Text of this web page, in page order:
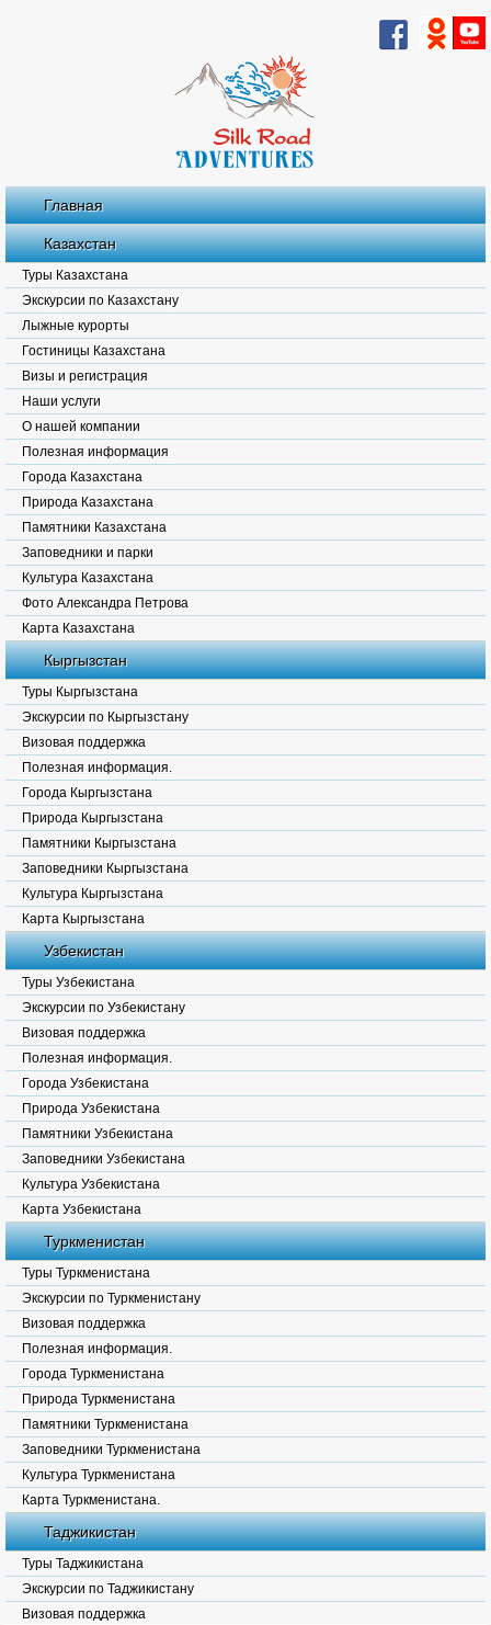
Главная
Казахстан
Туры Казахстана
Экскурсии по Казахстану
Лыжные курорты
Гостиницы Казахстана
Визы и регистрация
Наши услуги
О нашей компании
Полезная информация
Города Казахстана
Природа Казахстана
Памятники Казахстана
Заповедники и парки
Культура Казахстана
Фото Александра Петрова
Карта Казахстана
Кыргызстан
Туры Кыргызстана
Экскурсии по Кыргызстану
Визовая поддержка
Полезная информация.
Города Кыргызстана
Природа Кыргызстана
Памятники Кыргызстана
Заповедники Кыргызстана
Культура Кыргызстана
Карта Кыргызстана
Узбекистан
Туры Узбекистана
Экскурсии по Узбекистану
Визовая поддержка
Полезная информация.
Города Узбекистана
Природа Узбекистана
Памятники Узбекистана
Заповедники Узбекистана
Культура Узбекистана
Карта Узбекистана
Туркменистан
Туры Туркменистана
Экскурсии по Туркменистану
Визовая поддержка
Полезная информация.
Города Туркменистана
Природа Туркменистана
Памятники Туркменистана
Заповедники Туркменистана
Культура Туркменистана
Карта Туркменистана.
Таджикистан
Туры Таджикистана
Экскурсии по Таджикистану
Визовая поддержка